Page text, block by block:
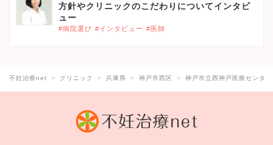
方針やクリニックのこだわりについてインタビ
ュー
#病院選び #インタビュー #医師
不妊治療net クリニック 兵庫県 神戸市西区 神戸市立西神戸医療センター